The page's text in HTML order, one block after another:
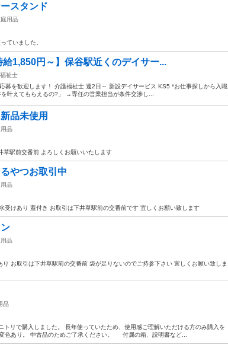
スタンド
用品
ていました。
1,850円～】保谷駅近くのデイサー...
祉士
募を歓迎します！ 介護福祉士 週2日～ 新設デイサービス KS5 *お仕事探しから入職
叶えてもらえるの?」 →専任の営業担当が条件交渉し...
品未使用
品
駅前交番前 よろしくお願いいたします
やつお取引中
品
受けあり 蓋付き お取引は下井草駅前の交番前です 宜しくお願い致します
品
お取引は下井草駅前の交番前 袋が足りないのでご持参下さい 宜しくお願い致しま
品
リで購入しました。 長年使っていたため、使用感ご理解いただける方のみ購入を
色あり。 中古品のためご了承ください。 付属の箱、説明書など...